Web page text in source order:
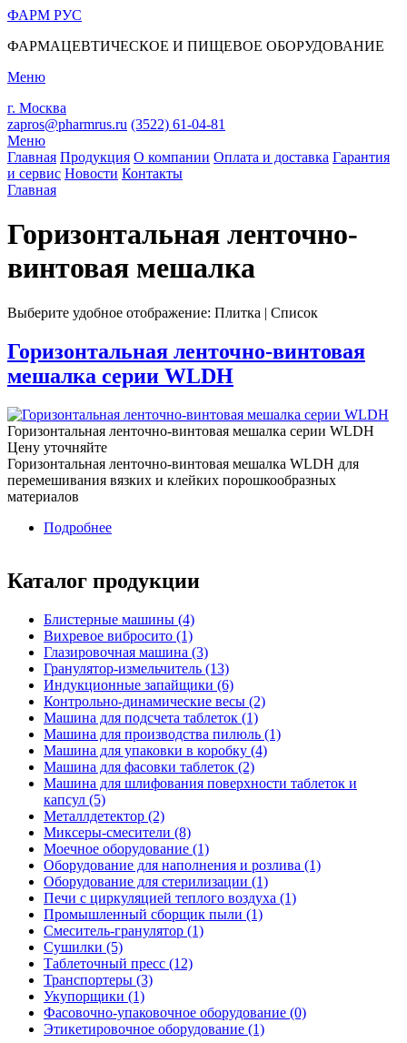
ФАРМ РУС
ФАРМАЦЕВТИЧЕСКОЕ И ПИЩЕВОЕ ОБОРУДОВАНИЕ
Меню
г. Москва
zapros@pharmrus.ru (3522) 61-04-81
Меню
Главная Продукция О компании Оплата и доставка Гарантия
и сервис Новости Контакты
Главная
Горизонтальная ленточно-
винтовая мешалка
Выберите удобное отображение: Плитка | Список
Горизонтальная ленточно-винтовая
мешалка серии WLDH
Горизонтальная ленточно-винтовая мешалка серии WLDH
Цену уточняйте
Горизонтальная ленточно-винтовая мешалка WLDH для
перемешивания вязких и клейких порошкообразных
материалов
Подробнее
Каталог продукции
Блистерные машины (4)
Вихревое вибросито (1)
Глазировочная машина (3)
Гранулятор-измельчитель (13)
Индукционные запайщики (6)
Контрольно-динамические весы (2)
Машина для подсчета таблеток (1)
Машина для производства пилюль (1)
Машина для упаковки в коробку (4)
Машина для фасовки таблеток (2)
Машина для шлифования поверхности таблеток и
капсул (5)
Металлдетектор (2)
Миксеры-смесители (8)
Моечное оборудование (1)
Оборудование для наполнения и розлива (1)
Оборудование для стерилизации (1)
Печи с циркуляцией теплого воздуха (1)
Промышленный сборщик пыли (1)
Смеситель-гранулятор (1)
Сушилки (5)
Таблеточный пресс (12)
Транспортеры (3)
Укупорщики (1)
Фасовочно-упаковочное оборудование (0)
Этикетировочное оборудование (1)